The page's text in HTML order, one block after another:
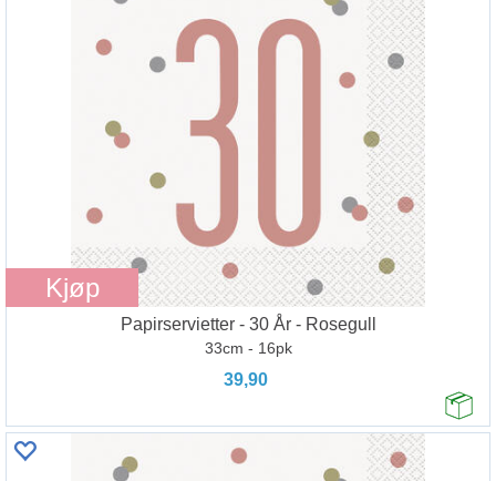
Kjøp
Papirservietter - 30 År - Rosegull
33cm - 16pk
39,90